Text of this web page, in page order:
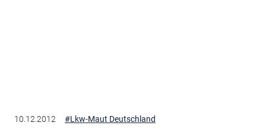
10.12.2012 #Lkw-Maut Deutschland